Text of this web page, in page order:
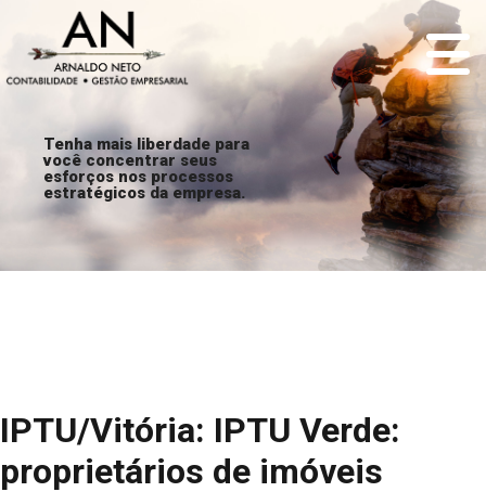
Tenha mais liberdade para
você concentrar seus
esforços nos processos
estratégicos da empresa.
IPTU/Vitória: IPTU Verde:
proprietários de imóveis